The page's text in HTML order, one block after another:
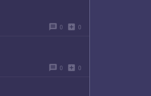
message 0 add_box 0
message 0 add_box 0